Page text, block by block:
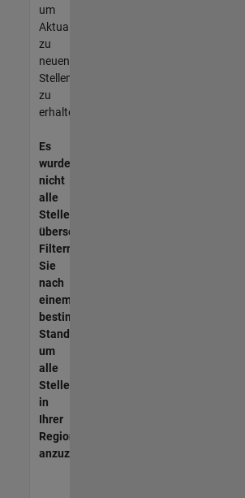
um
Aktualisierungen
zu
neuen
Stellenangeboten
zu
erhalten.
Es
wurden
nicht
alle
Stellen
übersetzt.
Filtern
Sie
nach
einem
bestimmten
Standort,
um
alle
Stellenangebote
in
Ihrer
Region
anzuzeigen.